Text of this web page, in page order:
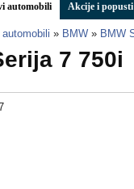
automobili Akcije i popusti
automobili » BMW » BMW
7 750i